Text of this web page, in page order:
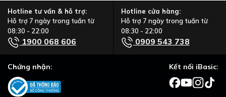
Hotline tư vấn & hỗ trợ:
Hỗ trợ 7 ngày trong tuần từ
08:30 - 22:00
1900 068 606
Hotline cửa hàng:
Hỗ trợ 7 ngày trong tuần từ
08:30 - 22:00
0909 543 738
Chứng nhận: Kết nối iBasic: